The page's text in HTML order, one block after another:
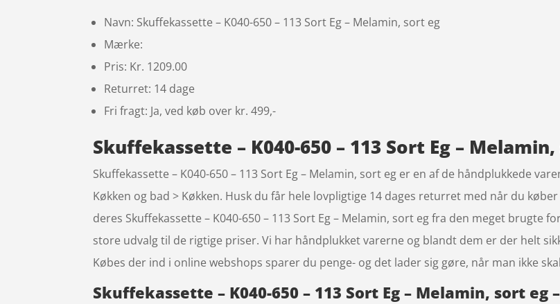
Navn: Skuffekassette – K040-650 – 113 Sort Eg – Melamin, sort eg
Mærke:
Pris: Kr. 1209.00
Returret: 14 dage
Fri fragt: Ja, ved køb over kr. 499,-
Skuffekassette – K040-650 – 113 Sort Eg –
Skuffekassette – K040-650 – 113 Sort Eg – Melamin, sort eg er en af de håndplukkede
Køkken og bad > Køkken. Husk du får hele lovpligtige 14 dages returret med når du
deres Skuffekassette – K040-650 – 113 Sort Eg – Melamin, sort eg fra den meget brugte
store udvalg til de rigtige priser. Vi har håndplukket varerne og blandt dem er der helt
Købes der ind i online webshops sparer du penge- og det lader sig gøre, når man ikke
Skuffekassette – K040-650 – 113 Sort Eg – Melamin, sort